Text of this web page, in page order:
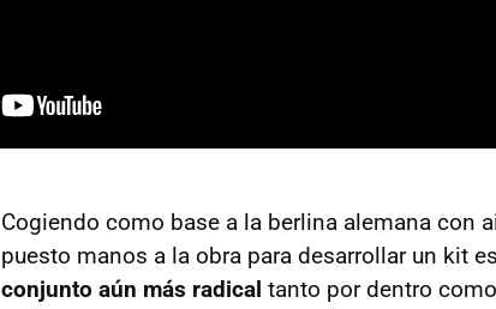
Cogiendo como base a la berlina alemana con
puesto manos a la obra para desarrollar un kit
conjunto aún más radical tanto por dentro